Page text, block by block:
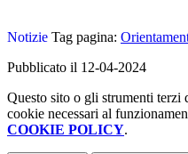
Notizie Tag pagina:
Pubblicato il 12-04-2024
Questo sito o gli strumenti terzi
cookie necessari al
COOKIE POLICY.